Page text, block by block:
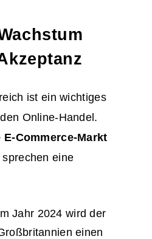
ist ein wichtiges
Online-Handel.
Commerce-Markt
eine
Jahr 2024 wird der
einen